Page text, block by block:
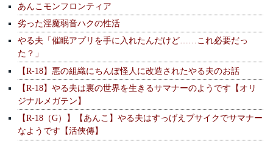
あんこモンフロンティア
劣った淫魔弱音ハクの性活
やる夫「催眠アプリを手に入れたんだけど……これ必要だっ
た？」
【R-18】悪の組織にちんぽ怪人に改造されたやる夫のお話
【R-18】やる夫は裏の世界を生きるサマナーのようです【オリ
ジナルメガテン】
【R-18（G）】【あんこ】やる夫はすっげえブサイクでサマナー
なようです【活俠傳】